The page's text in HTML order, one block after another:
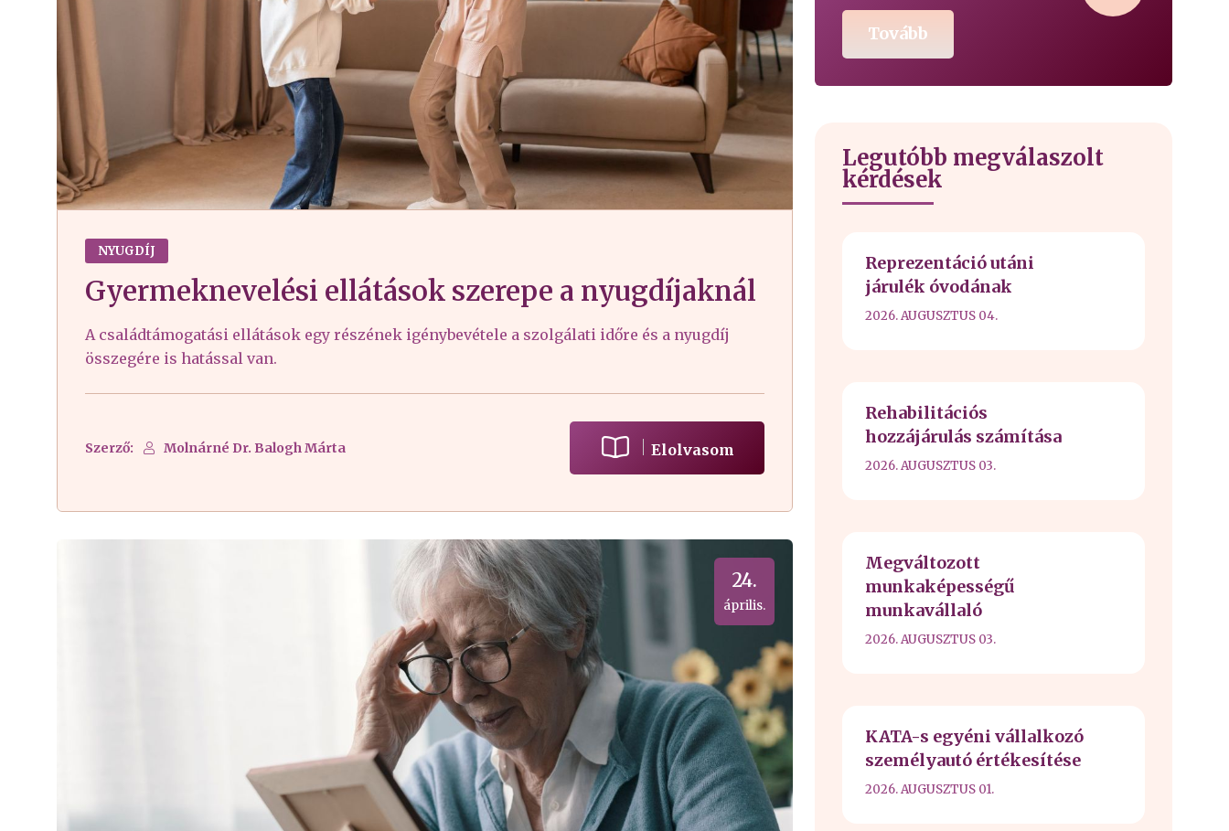
NYUGDÍJ
Gyermeknevelési ellátások szerepe a nyugdíjaknál
A családtámogatási ellátások egy részének igénybevétele a szolgálati időre és a nyugdíj
összegére is hatással van.
Szerző: Molnárné Dr. Balogh Márta Elolvasom
24.
április.
Tovább
Legutóbb megválaszolt
kérdések
Reprezentáció utáni
járulék óvodának
2026. AUGUSZTUS 04.
Rehabilitációs
hozzájárulás számítása
2026. AUGUSZTUS 03.
Megváltozott
munkaképességű
munkavállaló
2026. AUGUSZTUS 03.
KATA-s egyéni vállalkozó
személyautó értékesítése
2026. AUGUSZTUS 01.